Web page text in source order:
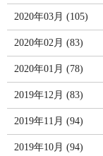
2020年03月 (105)
2020年02月 (83)
2020年01月 (78)
2019年12月 (83)
2019年11月 (94)
2019年10月 (94)